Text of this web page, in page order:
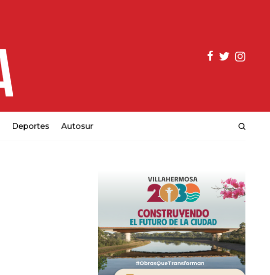
Deportes Autosur